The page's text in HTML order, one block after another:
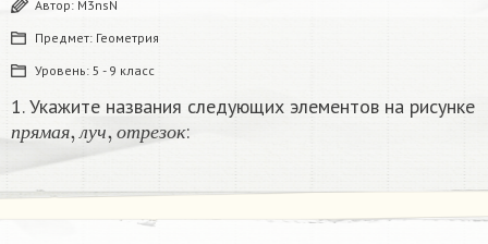
Автор: M3nsN
Предмет: Геометрия
Уровень: 5 - 9 класс
1. Укажите названия следующих элементов на рисунке
п рямая л у ч отрез ок
прямая,луч,отрез ок
: